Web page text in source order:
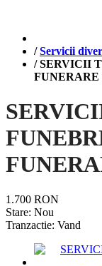
/ Servicii
/ SERVICII
FUNERARE
1.700 RON
Stare: Nou
Tranzactie: Vand